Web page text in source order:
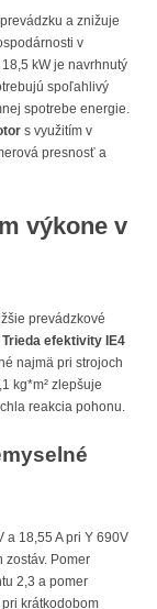
a znižuje
v
kW je navrhnutý
spoľahlivý
spotrebe energie.
s využitím v
presnosť a
výkone v
prevádzkové
Trieda efektivity IE4
najmä pri strojoch
kg*m² zlepšuje
reakcia pohonu.
a 18,55 A pri Y 690V
zostáv. Pomer
2,3 a pomer
krátkodobom